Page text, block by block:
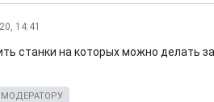
14:41
станки на которых можно делать